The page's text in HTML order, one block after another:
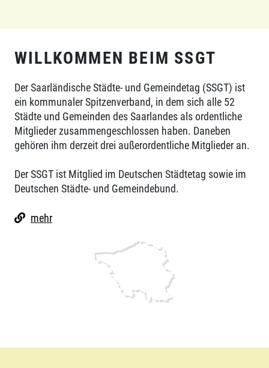
WILLKOMMEN BEIM SSGT
Der Saarländische Städte- und Gemeindetag (SSGT) ist
ein kommunaler Spitzenverband, in dem sich alle 52
Städte und Gemeinden des Saarlandes als ordentliche
Mitglieder zusammengeschlossen haben. Daneben
gehören ihm derzeit drei außerordentliche Mitglieder an.
Der SSGT ist Mitglied im Deutschen Städtetag sowie im
Deutschen Städte- und Gemeindebund.
mehr